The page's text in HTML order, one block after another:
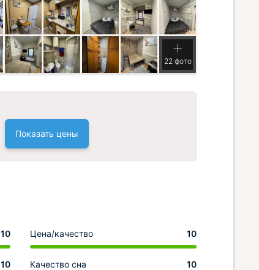
22 фото
Показать цены
10 Цена/качество 10
10 Качество сна 10